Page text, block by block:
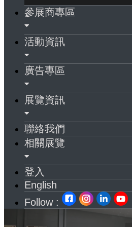
參展商專區
活動資訊
廣告專區
展覽資訊
聯絡我們
相關展覽
登入
English
Follow :